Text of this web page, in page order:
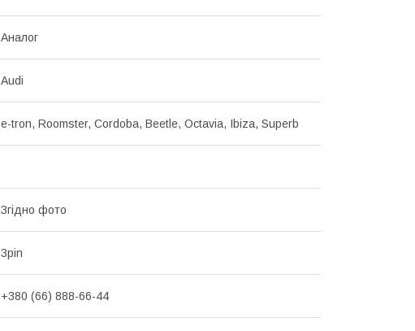
Аналог
Audi
e-tron, Roomster, Cordoba, Beetle, Octavia, Ibiza, Superb
Згідно фото
3pin
+380 (66) 888-66-44